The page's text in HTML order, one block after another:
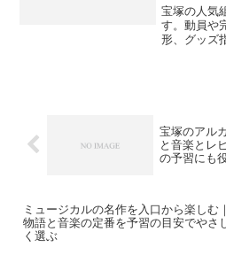
宝塚の人気
す。動員や
形、グッズ
宝塚のアル
と音楽とレ
の予習にも
ミュージカルの名作を入口から楽しむ｜
物語と音楽の定番を予習の目安でやさ
く選ぶ